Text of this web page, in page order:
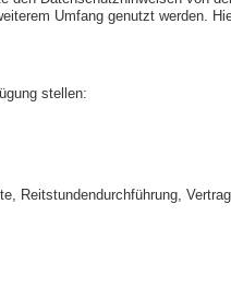
Umfang genutzt werden.
stellen:
Reitstundendurchführung,